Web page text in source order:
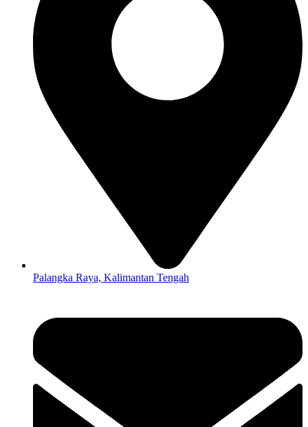
Palangka Raya, Kalimantan Tengah